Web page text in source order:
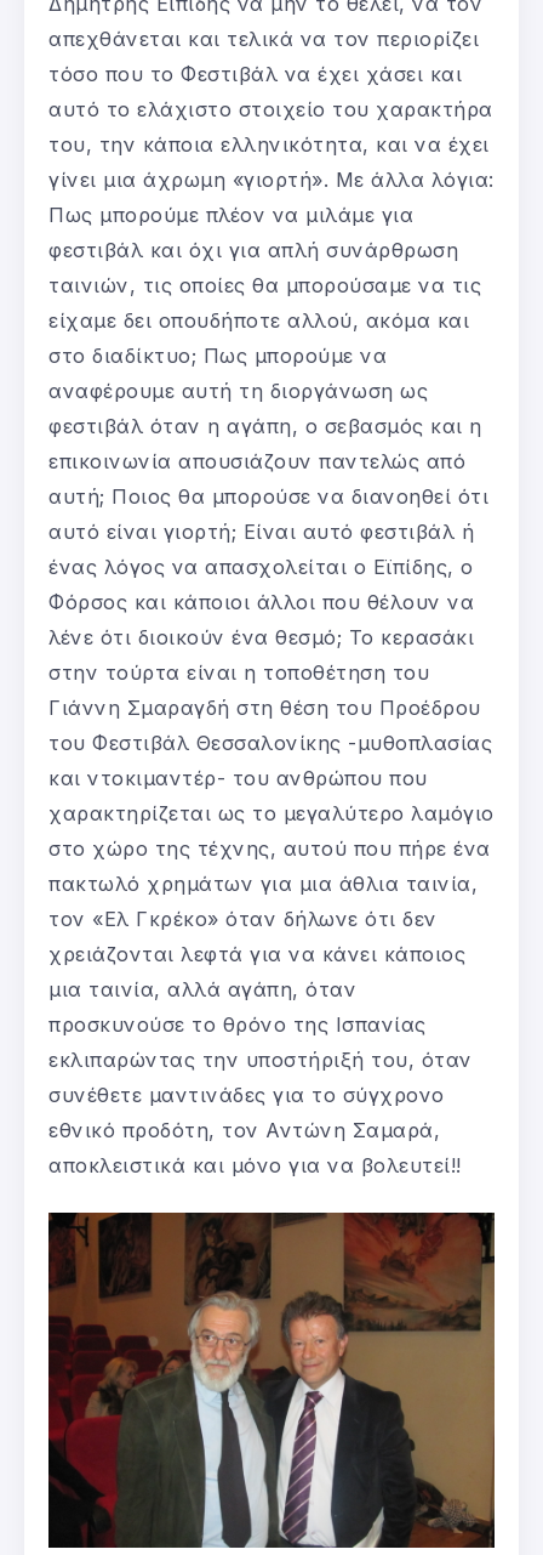
απεχθάνεται και τελικά να τον περιορίζει
τόσο που το Φεστιβάλ να έχει χάσει και
αυτό το ελάχιστο στοιχείο του χαρακτήρα
του, την κάποια ελληνικότητα, και να έχει
γίνει μια άχρωμη «γιορτή». Με άλλα λόγια:
Πως μπορούμε πλέον να μιλάμε για
φεστιβάλ και όχι για απλή συνάρθρωση
ταινιών, τις οποίες θα μπορούσαμε να τις
είχαμε δει οπουδήποτε αλλού, ακόμα και
στο διαδίκτυο; Πως μπορούμε να
αναφέρουμε αυτή τη διοργάνωση ως
φεστιβάλ όταν η αγάπη, ο σεβασμός και η
επικοινωνία απουσιάζουν παντελώς από
αυτή; Ποιος θα μπορούσε να διανοηθεί ότι
αυτό είναι γιορτή; Είναι αυτό φεστιβάλ ή
ένας λόγος να απασχολείται ο Εϊπίδης, ο
Φόρσος και κάποιοι άλλοι που θέλουν να
λένε ότι διοικούν ένα θεσμό; Το κερασάκι
στην τούρτα είναι η τοποθέτηση του
Γιάννη Σμαραγδή στη θέση του Προέδρου
του Φεστιβάλ Θεσσαλονίκης -μυθοπλασίας
και ντοκιμαντέρ- του ανθρώπου που
χαρακτηρίζεται ως το μεγαλύτερο λαμόγιο
στο χώρο της τέχνης, αυτού που πήρε ένα
πακτωλό χρημάτων για μια άθλια ταινία,
τον «Ελ Γκρέκο» όταν δήλωνε ότι δεν
χρειάζονται λεφτά για να κάνει κάποιος
μια ταινία, αλλά αγάπη, όταν
προσκυνούσε το θρόνο της Ισπανίας
εκλιπαρώντας την υποστήριξή του, όταν
συνέθετε μαντινάδες για το σύγχρονο
εθνικό προδότη, τον Αντώνη Σαμαρά,
αποκλειστικά και μόνο για να βολευτεί!!